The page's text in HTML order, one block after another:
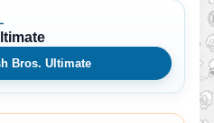
Bros. Ultimate